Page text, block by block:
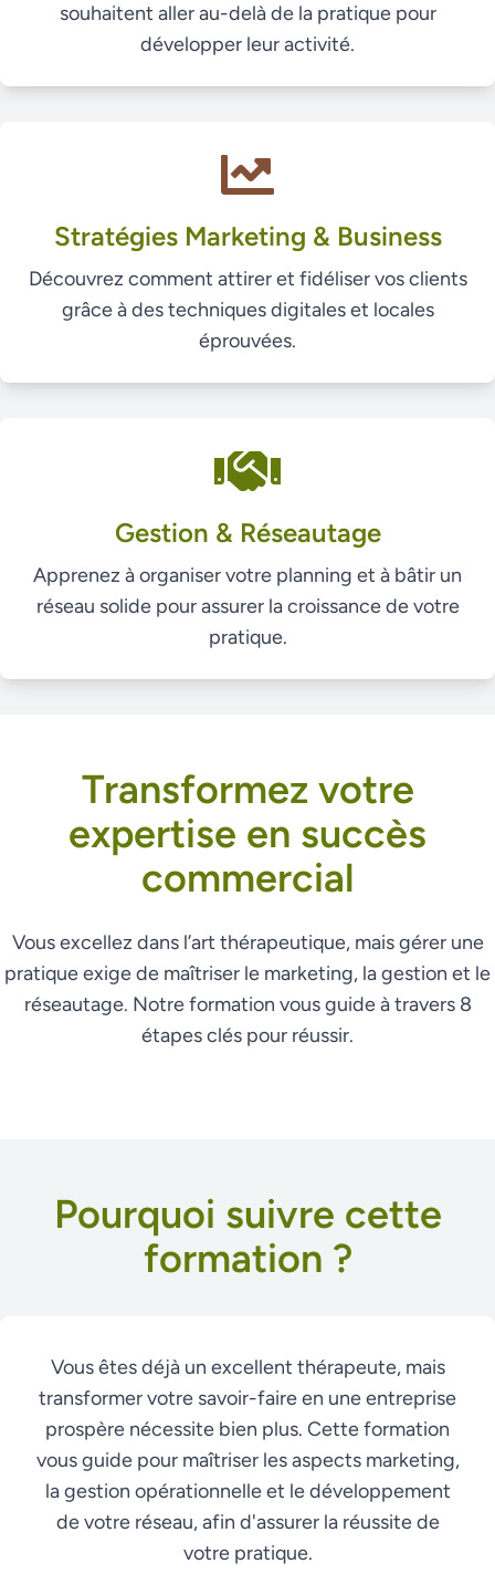
souhaitent aller au-delà de la pratique pour
développer leur activité.
Stratégies Marketing & Business
Découvrez comment attirer et fidéliser vos clients
grâce à des techniques digitales et locales
éprouvées.
Gestion & Réseautage
Apprenez à organiser votre planning et à bâtir un
réseau solide pour assurer la croissance de votre
pratique.
Transformez votre
expertise en succès
commercial
Vous excellez dans l’art thérapeutique, mais gérer une
pratique exige de maîtriser le marketing, la gestion et le
réseautage. Notre formation vous guide à travers 8
étapes clés pour réussir.
Pourquoi suivre cette
formation ?
Vous êtes déjà un excellent thérapeute, mais
transformer votre savoir-faire en une entreprise
prospère nécessite bien plus. Cette formation
vous guide pour maîtriser les aspects marketing,
la gestion opérationnelle et le développement
de votre réseau, afin d'assurer la réussite de
votre pratique.